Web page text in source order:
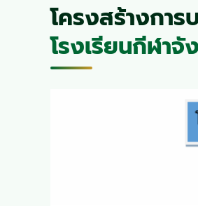
โครงสร้างการ
โรงเรียนกีฬาจั